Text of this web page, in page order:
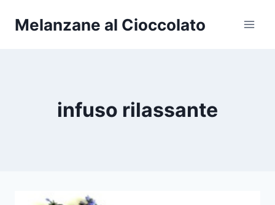
Melanzane al Cioccolato
infuso rilassante